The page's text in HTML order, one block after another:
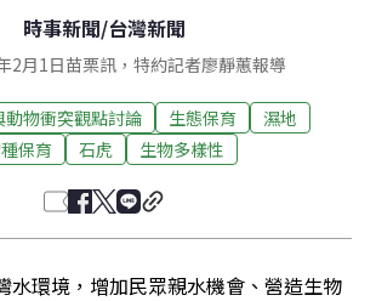
時事新聞/台灣新聞
2月1日苗栗訊，特約記者廖靜蕙報導
動物衝突觀點討論 生態保育
濕地
保育
石虎 生物多樣性
水環境，增加民眾親水機會、營造生物